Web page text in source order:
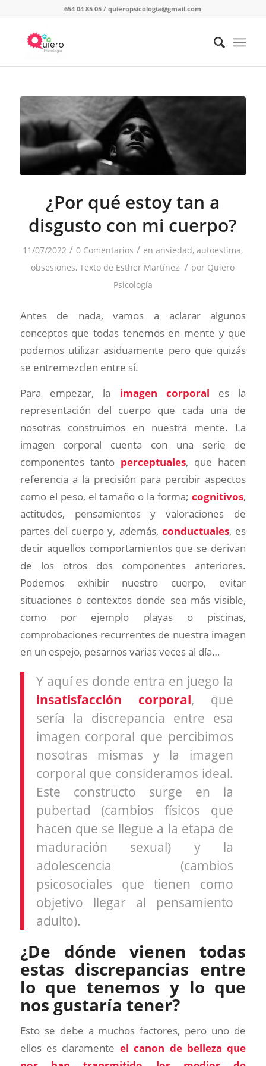
654 04 85 05 /quieropsicologia@gmail.com
¿Por qué estoy tan a
disgusto con mi cuerpo?
11/07/2022 / 0 Comentarios / enansiedad,autoestima,
obsesiones,Texto de Esther Martínez / por Quiero
Psicología
Antes de nada, vamos a aclarar algunos
conceptos que todas tenemos en mente y que
podemos utilizar asiduamente pero que quizás
se entremezclen entre sí.
Para empezar, la imagen corporal es la
representación del cuerpo que cada una de
nosotras construimos en nuestra mente. La
imagen corporal cuenta con una serie de
componentes tanto perceptuales, que hacen
referencia a la precisión para percibir aspectos
como el peso, el tamaño o la forma;cognitivos,
actitudes, pensamientos y valoraciones de
partes del cuerpo y, además,conductuales, es
decir aquellos comportamientos que se derivan
de los otros dos componentes anteriores.
Podemos exhibir nuestro cuerpo, evitar
situaciones o contextos donde sea más visible,
como por ejemplo playas o piscinas,
comprobaciones recurrentes de nuestra imagen
en un espejo, pesarnos varias veces al día…
Y aquí es donde entra en juego la
insatisfacción corporal, que
sería la discrepancia entre esa
imagen corporal que percibimos
nosotras mismas y la imagen
corporal que consideramos ideal.
Este constructo surge en la
pubertad (cambios físicos que
hacen que se llegue a la etapa de
maduración sexual) y la
adolescencia (cambios
psicosociales que tienen como
objetivo llegar al pensamiento
adulto).
¿De dónde vienen todas
estas discrepancias entre
lo que tenemos y lo que
nos gustaría tener?
Esto se debe a muchos factores, pero uno de
ellos es claramente el canon de belleza que